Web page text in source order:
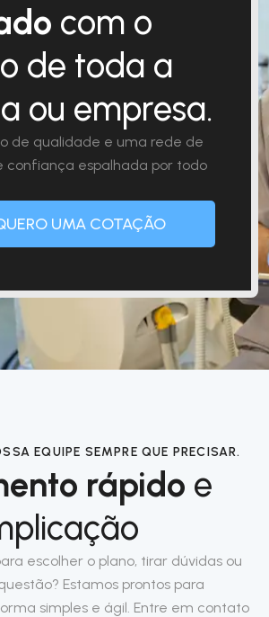
com o
de toda a
ou empresa.
de qualidade e uma rede de
confiança espalhada por todo
UMA COTAÇÃO
EQUIPE SEMPRE QUE PRECISAR.
rápido e
escolher o plano, tirar dúvidas ou
Estamos prontos para
simples e ágil. Entre em contato